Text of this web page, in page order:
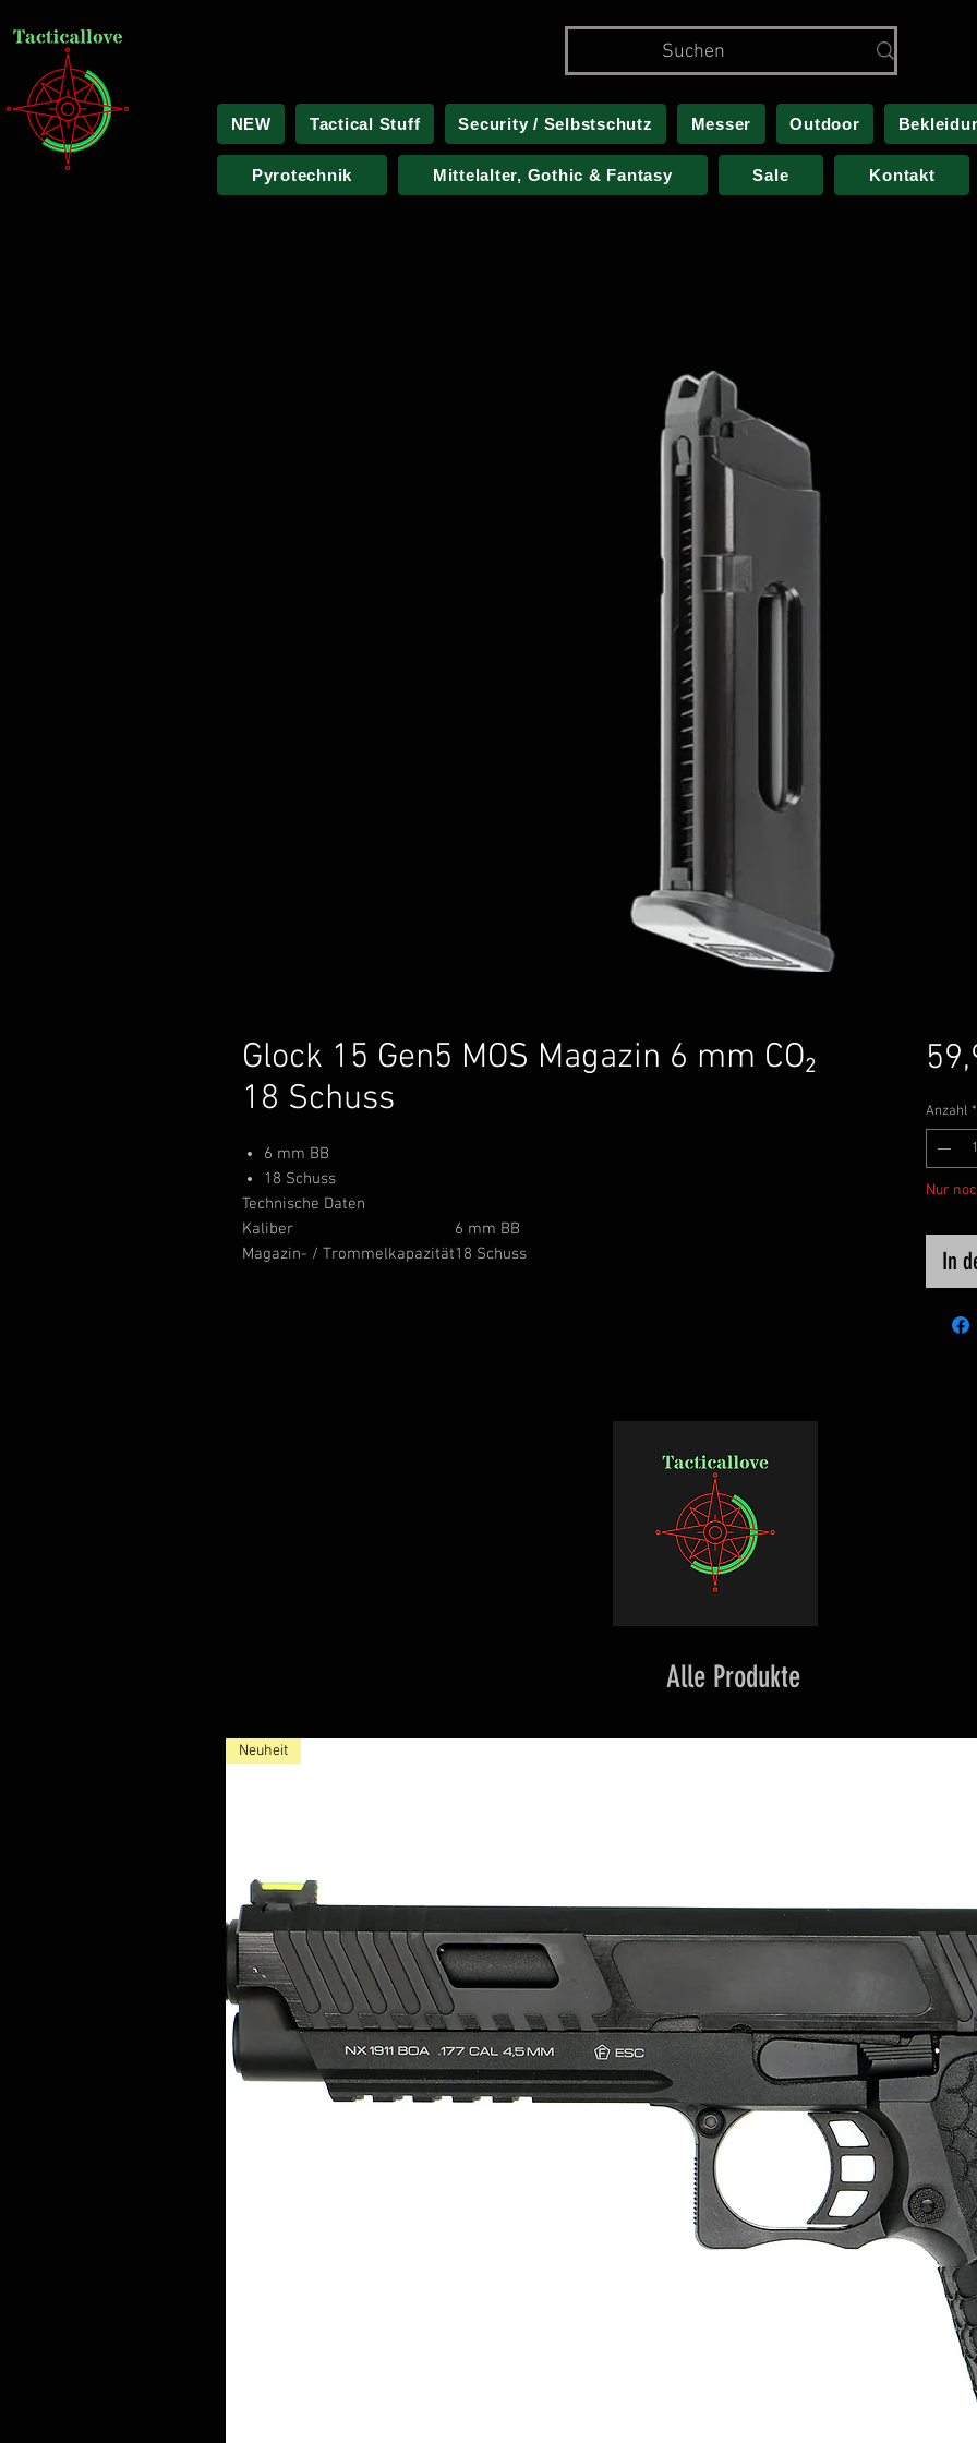
NEW Tactical Stuff Security / Selbstschutz Messer Outdoor
Pyrotechnik Mittelalter, Gothic & Fantasy Sale Kontakt
Glock 15 Gen5 MOS Magazin 6 mm CO₂
18 Schuss
6 mm BB
18 Schuss
Technische Daten
Kaliber
6 mm BB
Magazin- / Trommelkapazität18 Schuss
Anzahl *
Nur
In
Alle Produkte
Neuheit